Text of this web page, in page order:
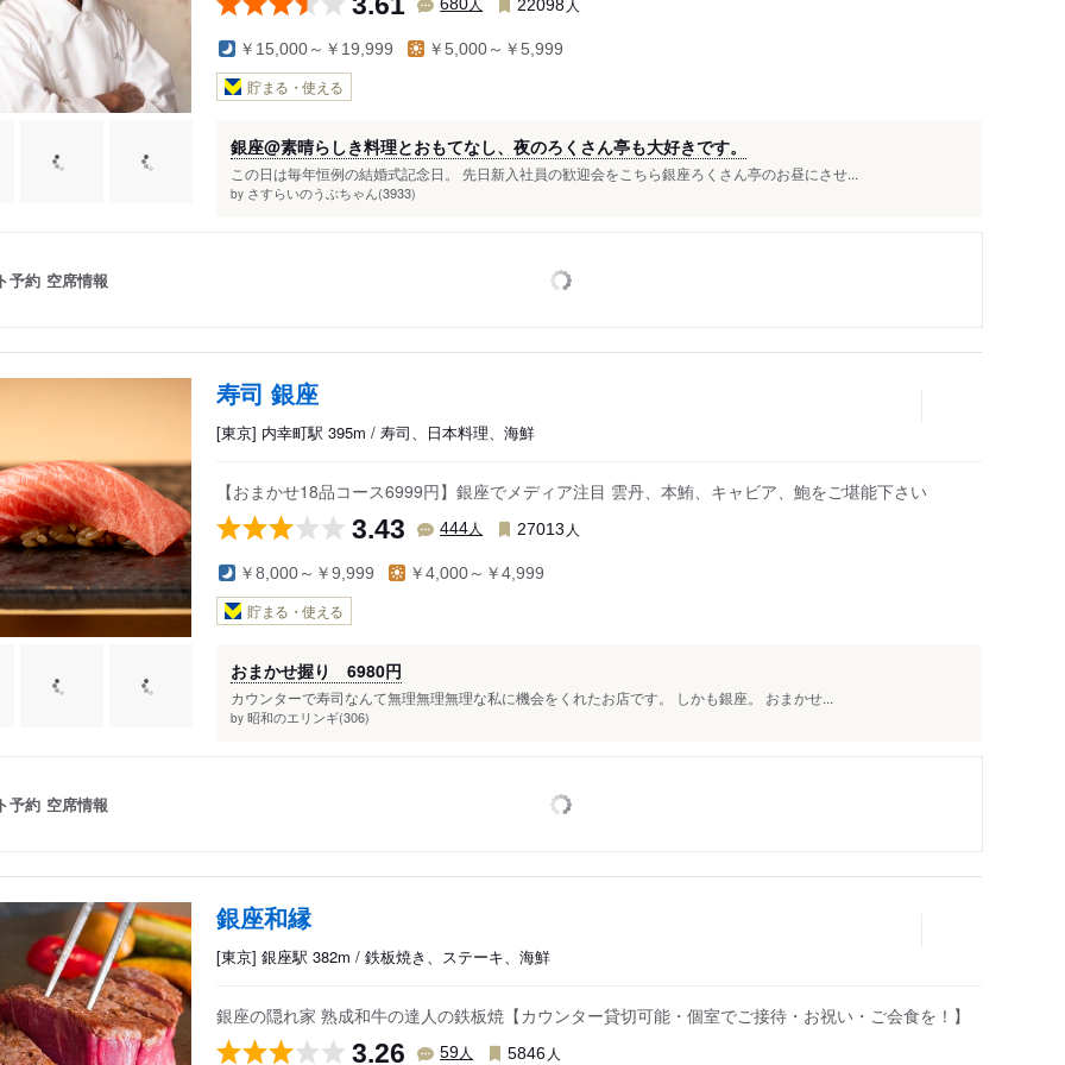
680 22098 人
￥15,000～￥19,999 ￥5,000～￥5,999
貯まる・使える
銀座@素晴らしき料理とおもてなし、夜のろくさん亭も大好きです。
この日は毎年恒例の結婚式記念日。 先日新入社員の歓迎会をこちら銀座ろくさん亭のお昼にさせ...
by さすらいのうぶちゃん(3933)
予約 空席情報
寿司 銀座
[東京] 内幸町駅 395m / 寿司、日本料理、海鮮
【おまかせ18品コース6999円】銀座でメディア注目 雲丹、本鮪、キャビア、鮑をご堪能下さい
3.43 444人 27013 人
￥8,000～￥9,999 ￥4,000～￥4,999
貯まる・使える
おまかせ握り 6980円
カウンターで寿司なんて無理無理無理な私に機会をくれたお店です。 しかも銀座。 おまかせ...
by 昭和のエリンギ(306)
予約 空席情報
銀座和縁
[東京] 銀座駅 382m / 鉄板焼き、ステーキ、海鮮
銀座の隠れ家 熟成和牛の達人の鉄板焼【カウンター貸切可能・個室でご接待・お祝い・ご会食を！】
3.26 59人 5846 人